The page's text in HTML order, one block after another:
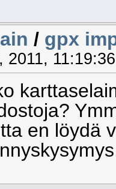
/ gpx
2011,
en löydä